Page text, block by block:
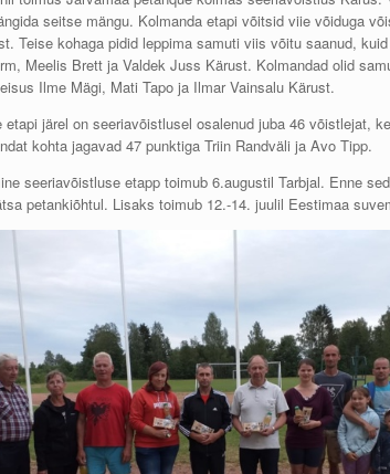
seitse mängu. Kolmanda etapi võitsid viie võiduga
Teise kohaga pidid leppima samuti viis võitu saanud,
Meelis Brett ja Valdek Juss Kärust. Kolmandad olid
Ilme Mägi, Mati Tapo ja Ilmar Vainsalu Kärust.
etapi järel on seeriavõistlusel osalenud juba 46 võistlejat,
kohta jagavad 47 punktiga Triin Randväli ja Avo Tipp.
seeriavõistluse etapp toimub 6.augustil Tarbjal. Enne
petankiõhtul. Lisaks toimub 12.-14. juulil Eestimaa